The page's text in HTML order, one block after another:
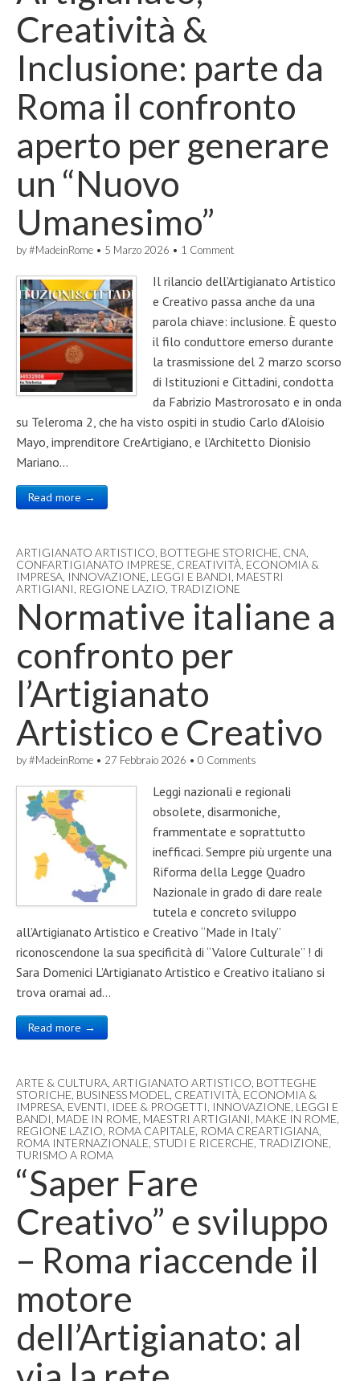
Creatività &
Inclusione: parte da
Roma il confronto
aperto per generare
un “Nuovo
Umanesimo”
by#MadeinRome • 5 Marzo 2026 • 1 Comment
Il rilancio dell’Artigianato Artistico
e Creativo passa anche da una
parola chiave: inclusione. È questo
il filo conduttore emerso durante
la trasmissione del 2 marzo scorso
di Istituzioni e Cittadini, condotta
da Fabrizio Mastrorosato e in onda
su Teleroma 2, che ha visto ospiti in studio Carlo d’Aloisio
Mayo, imprenditore CreArtigiano, e l’Architetto Dionisio
Mariano…
Read more →
ARTIGIANATO ARTISTICO BOTTEGHE STORICHE CNA
CONFARTIGIANATO IMPRESE CREATIVITÀ ECONOMIA &
IMPRESA INNOVAZIONE LEGGI E BANDI MAESTRI
ARTIGIANI REGIONE LAZIO TRADIZIONE
Normative italiane a
confronto per
l’Artigianato
Artistico e Creativo
by#MadeinRome • 27 Febbraio 2026 • 0 Comments
Leggi nazionali e regionali
obsolete, disarmoniche,
frammentate e soprattutto
inefficaci. Sempre più urgente una
Riforma della Legge Quadro
Nazionale in grado di dare reale
tutela e concreto sviluppo
all’Artigianato Artistico e Creativo “Made in Italy”
riconoscendone la sua specificità di “Valore Culturale” ! di
Sara Domenici L’Artigianato Artistico e Creativo italiano si
trova oramai ad…
Read more →
ARTE & CULTURA ARTIGIANATO ARTISTICO BOTTEGHE
STORICHE BUSINESS MODEL CREATIVITÀ ECONOMIA &
IMPRESA EVENTI IDEE & PROGETTI INNOVAZIONE LEGGI E
BANDI MADE IN ROME MAESTRI ARTIGIANI MAKE IN ROME
REGIONE LAZIO ROMA CAPITALE ROMA CREARTIGIANA
ROMA INTERNAZIONALE STUDI E RICERCHE TRADIZIONE
TURISMO A ROMA
“Saper Fare
Creativo” e sviluppo
– Roma riaccende il
motore
dell’Artigianato: al